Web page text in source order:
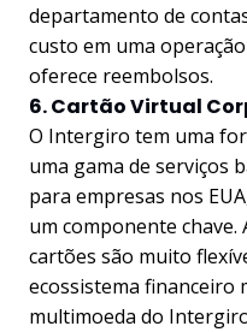
departamento de
custo em uma
oferece reembolsos.
6. Cartão Virtual
O Intergiro tem uma
uma gama de serviços
para empresas nos
um componente chave.
cartões são muito
ecossistema financeiro
multimoeda do